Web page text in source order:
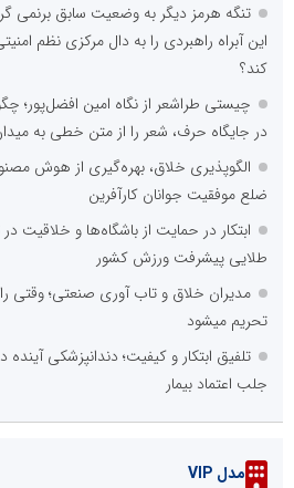
تنگه هرمز دیگر به وضعیت سابق برنمی
این آبراه راهبردی را به دال مرکزی نظم
کند؟
چیستی طراشعر از نگاه امین افضل‌پور؛
در جایگاه حرف، شعر را از متن خطی به
الگوپذیری خلاق، بهره‌گیری از هوش
ضلع موفقیت جوانان کارآفرین
ابتکار در حمایت از باشگاه‌ها و خلاقیت
طلایی پیشرفت ورزش کشور
مدیران خلاق و تاب آوری صنعتی؛ وقتی
تحریم میشود
تلفیق ابتکار و کیفیت؛ دندانپزشکی
جلب اعتماد بیمار
مدل VIP